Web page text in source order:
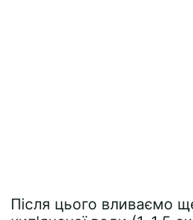
Після цього вливаємо